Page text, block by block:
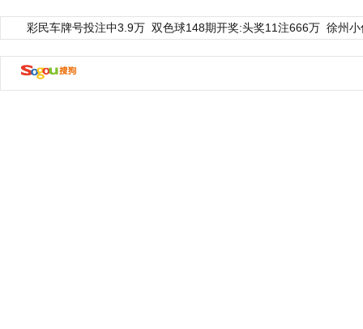
彩民车牌号投注中3.9万 双色球148期开奖:头奖11注666万 徐州